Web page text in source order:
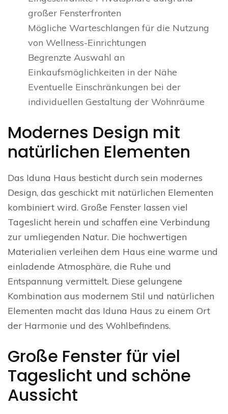
großer Fensterfronten
Mögliche Warteschlangen für die Nutzung
von Wellness-Einrichtungen
Begrenzte Auswahl an
Einkaufsmöglichkeiten in der Nähe
Eventuelle Einschränkungen bei der
individuellen Gestaltung der Wohnräume
Modernes Design mit
natürlichen Elementen
Das Iduna Haus besticht durch sein modernes
Design, das geschickt mit natürlichen Elementen
kombiniert wird. Große Fenster lassen viel
Tageslicht herein und schaffen eine Verbindung
zur umliegenden Natur. Die hochwertigen
Materialien verleihen dem Haus eine warme und
einladende Atmosphäre, die Ruhe und
Entspannung vermittelt. Diese gelungene
Kombination aus modernem Stil und natürlichen
Elementen macht das Iduna Haus zu einem Ort
der Harmonie und des Wohlbefindens.
Große Fenster für viel
Tageslicht und schöne
Aussicht